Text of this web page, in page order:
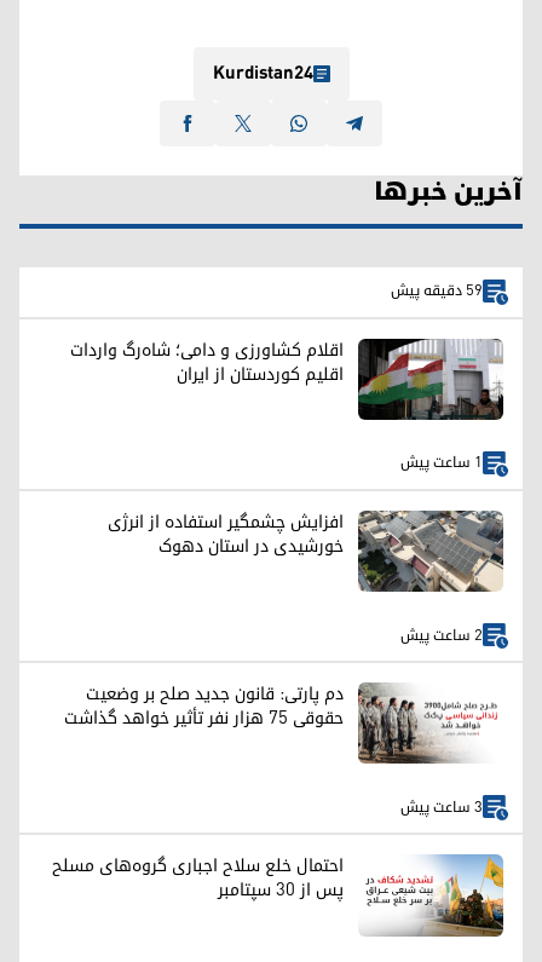
Kurdistan24
آخرین خبرها
59 دقیقه پیش
اقلام کشاورزی و دامی؛ شاه‌رگ واردات
اقلیم کوردستان از ایران
1 ساعت پیش
افزایش چشمگیر استفاده از انرژی
خورشیدی در استان دهوک
2 ساعت پیش
دم پارتی: قانون جدید صلح بر وضعیت
حقوقی ۷۵ هزار نفر تأثیر خواهد گذاشت
3 ساعت پیش
احتمال خلع سلاح اجباری گروه‌های مسلح
پس از ۳۰ سپتامبر